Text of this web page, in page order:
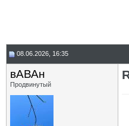
08.06.2026, 16:35
вАВАн
Продвинутый